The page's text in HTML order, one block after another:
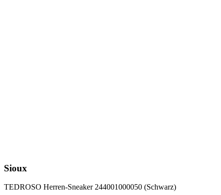
Sioux
TEDROSO Herren-Sneaker 244001000050 (Schwarz)